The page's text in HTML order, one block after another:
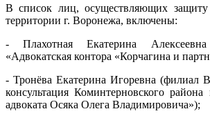
В список лиц, осуществляющих
территории г. Воронежа, включены:
- Плахотная Екатерина
«Адвокатская контора «Корчагина и
- Тронёва Екатерина Игоревна (филиал
консультация Коминтерновского
адвоката Осяка Олега Владимировича»);